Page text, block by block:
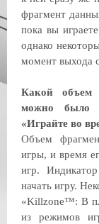
фрагмент
пока вы
однако
момент выхода
Какой объем
можно было
«Играйте во
Объем
игры, и время
игр.
начать игру.
«Killzone™: В
из режимов